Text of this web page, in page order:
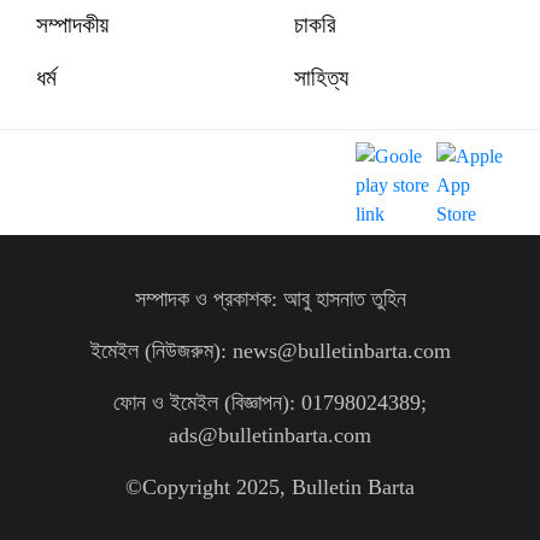
সম্পাদকীয় চাকরি
ধর্ম সাহিত্য
সম্পাদক ও প্রকাশক: আবু হাসনাত তুহিন
ইমেইল (নিউজরুম): news@bulletinbarta.com
ফোন ও ইমেইল (বিজ্ঞাপন): 01798024389;
ads@bulletinbarta.com
©️Copyright 2025, Bulletin Barta